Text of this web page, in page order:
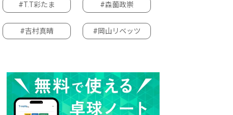
#T.T彩たま #森薗政崇
#吉村真晴 #岡山リベッツ